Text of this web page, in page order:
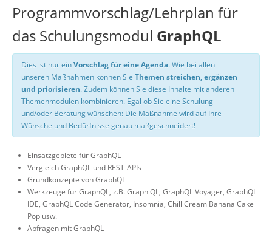
Programmvorschlag/Lehrplan für
das Schulungsmodul GraphQL
Dies ist nur einVorschlag für eine Agenda. Wie bei allen
unseren Maßnahmen können Sie Themen streichen, ergänzen
und priorisieren. Zudem können Sie diese Inhalte mit anderen
Themenmodulen kombinieren. Egal ob Sie eine Schulung
und/oder Beratung wünschen: Die Maßnahme wird auf Ihre
Wünsche und Bedürfnisse genau maßgeschneidert!
Einsatzgebiete für GraphQL
Vergleich GraphQL und REST-APIs
Grundkonzepte von GraphQL
Werkzeuge für GraphQL, z.B. GraphiQL, GraphQL Voyager, GraphQL
IDE, GraphQL Code Generator, Insomnia, ChilliCream Banana Cake
Pop usw.
Abfragen mit GraphQL